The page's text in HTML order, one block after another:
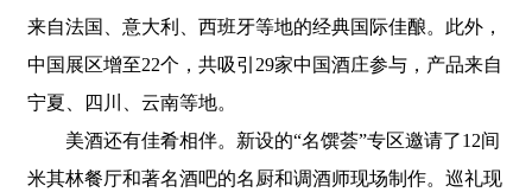
来自法国、意大利、西班牙等地的经典国际佳酿。此外，
中国展区增至22个，共吸引29家中国酒庄参与，产品来自
宁夏、四川、云南等地。
美酒还有佳肴相伴。新设的“名馔荟”专区邀请了12间
米其林餐厅和著名酒吧的名厨和调酒师现场制作。巡礼现